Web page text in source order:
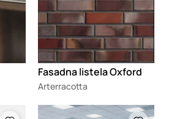
Fasadna listela Oxford
Arterracotta
Loading